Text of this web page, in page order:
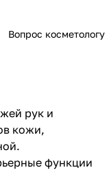
Вопрос косметологу
рук и
кожи,
функции